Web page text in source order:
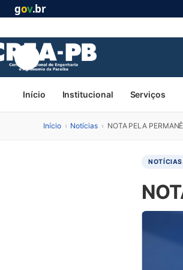
gov.br
Início Institucional Serviços
Início › Notícias › NOTA PELA
NOTÍCIAS